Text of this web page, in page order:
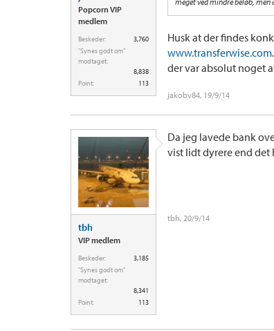
Popcorn VIP
medlem
Beskeder:
3,760
"Synes godt om"
modtaget:
8,838
Point:
113
Husk at der findes
www.transferwise.com
der var absolut noget
jakobv84, 19/9/14
tbh
VIP medlem
Beskeder:
3,185
"Synes godt om"
modtaget:
8,341
Point:
113
Da jeg lavede bank
vist lidt dyrere end det
tbh, 20/9/14